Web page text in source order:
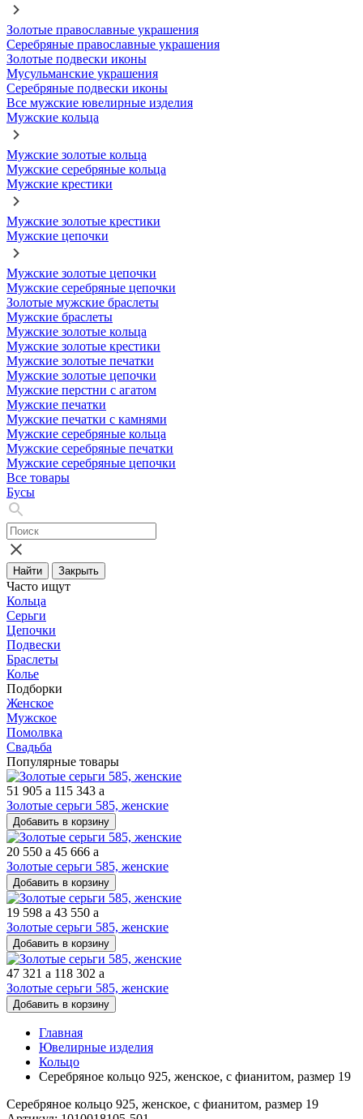
Золотые православные украшения
Серебряные православные украшения
Золотые подвески иконы
Мусульманские украшения
Серебряные подвески иконы
Все мужские ювелирные изделия
Мужские кольца
Мужские золотые кольца
Мужские серебряные кольца
Мужские крестики
Мужские золотые крестики
Мужские цепочки
Мужские золотые цепочки
Мужские серебряные цепочки
Золотые мужские браслеты
Мужские браслеты
Мужские золотые кольца
Мужские золотые крестики
Мужские золотые печатки
Мужские золотые цепочки
Мужские перстни с агатом
Мужские печатки
Мужские печатки с камнями
Мужские серебряные кольца
Мужские серебряные печатки
Мужские серебряные цепочки
Все товары
Бусы
Найти Закрыть
Часто ищут
Кольца
Серьги
Цепочки
Подвески
Браслеты
Колье
Подборки
Женское
Мужское
Помолвка
Свадьба
Популярные товары
51 905 a 115 343 a
Золотые серьги 585, женские
Добавить в корзину
20 550 a 45 666 a
Золотые серьги 585, женские
Добавить в корзину
19 598 a 43 550 a
Золотые серьги 585, женские
Добавить в корзину
47 321 a 118 302 a
Золотые серьги 585, женские
Добавить в корзину
Главная
Ювелирные изделия
Кольцо
Серебряное кольцо 925, женское, с фианитом, размер 19
Серебряное кольцо 925, женское, с фианитом, размер 19